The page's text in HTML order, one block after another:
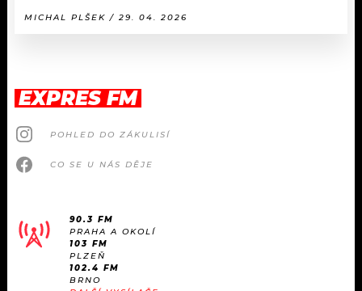
MICHAL PLŠEK / 29. 04. 2026
EXPRES FM
POHLED DO ZÁKULISÍ
CO SE U NÁS DĚJE
90.3 FM
PRAHA A OKOLÍ
103 FM
PLZEŇ
102.4 FM
BRNO